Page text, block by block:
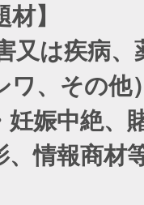
】
は疾病、
ワ、その他
妊娠中絶、
、情報商材